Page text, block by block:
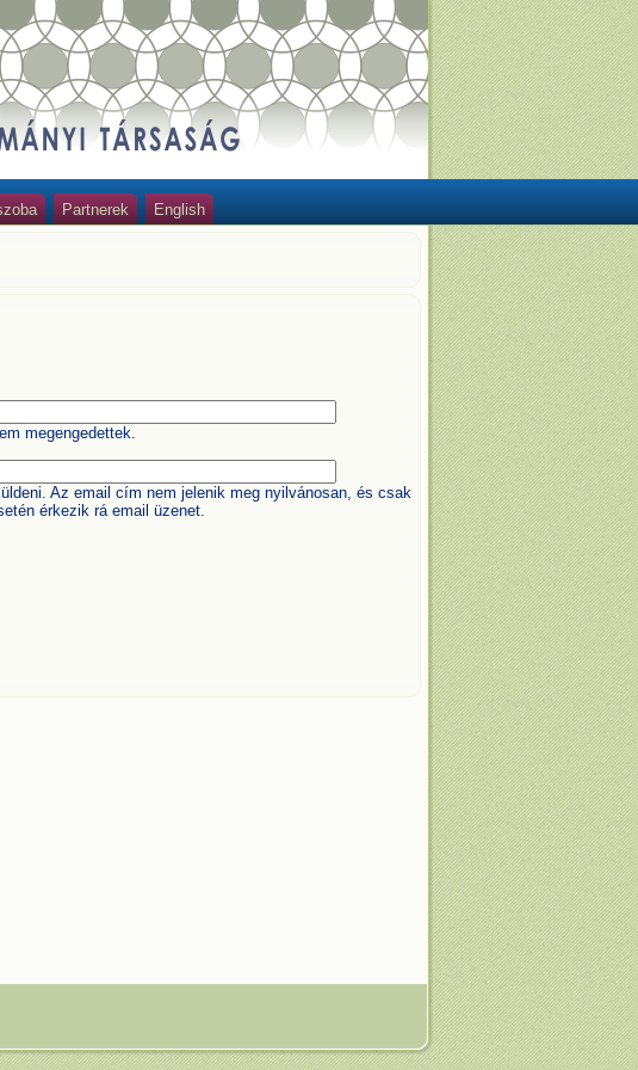
Partnerek English
megengedettek.
Az email cím nem jelenik meg nyilvánosan, és csak
érkezik rá email üzenet.